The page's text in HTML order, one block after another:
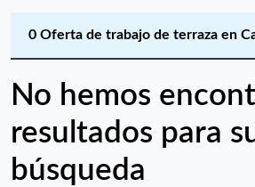
0 Oferta de trabajo de terraza en
No hemos
resultados para
búsqueda